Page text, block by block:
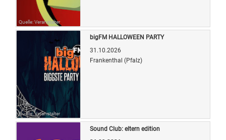
Quelle: Veranstalter
Quelle: Veranstalter
bigFM HALLOWEEN PARTY
31.10.2026
Frankenthal (Pfalz)
Sound Club: eltern edition